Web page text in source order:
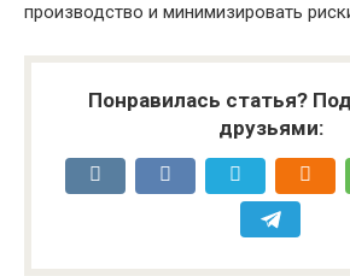
производство и минимизировать
Понравилась статья?
друзьями: